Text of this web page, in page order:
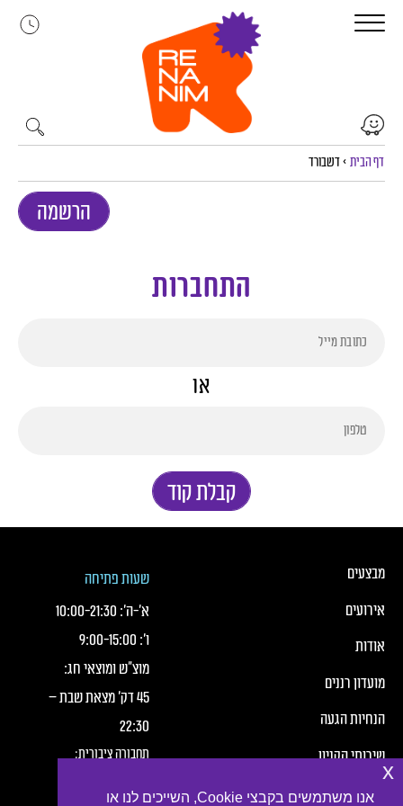
לתוכן
דף הבית >דשבורד
הרשמה
התחברות
או
קבלת קוד
כותרת תחתונה של העמוד
כותרת תחונה של העמוד עם קישורי תפריט
מבצעים
אירועים
אודות
מועדון רננים
הנחיות הגעה
שירותי הקניון
תנאי שימוש
שעות פתיחה
א׳-ה׳:
10:00-21:30
ו׳:
9:00-15:00
מוצ"ש ומוצאי חג:
45 דק' מצאת שבת –
22:30
תחבורה ציבורית:
אנו משתמשים בקבצי Cookie, השייכים לנו או
x